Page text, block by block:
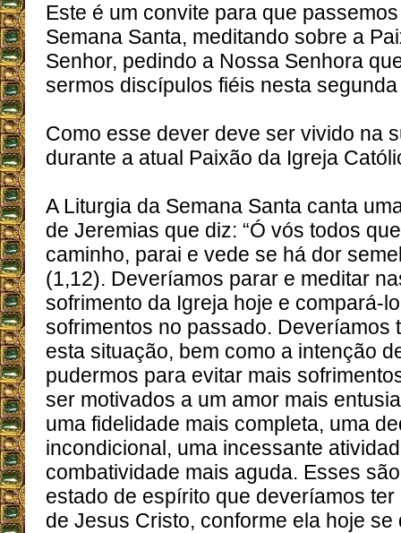
Este é um convite para que
Semana Santa, meditando sobre a
Senhor, pedindo a Nossa Senhora
sermos discípulos fiéis nesta
Como esse dever deve ser vivido na
durante a atual Paixão da Igreja
A Liturgia da Semana Santa canta
de Jeremias que diz: “Ó vós todos
caminho, parai e vede se há dor
(1,12). Deveríamos parar e meditar
sofrimento da Igreja hoje e compará-
sofrimentos no passado. Deveríamos
esta situação, bem como a intenção
pudermos para evitar mais
ser motivados a um amor mais
uma fidelidade mais completa, uma
incondicional, uma incessante
combatividade mais aguda. Esses
estado de espírito que deveríamos
de Jesus Cristo, conforme ela hoje se